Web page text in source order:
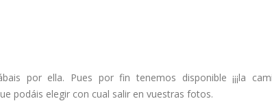
por ella. Pues por fin tenemos disponible ¡¡¡la
podáis elegir con cual salir en vuestras fotos.